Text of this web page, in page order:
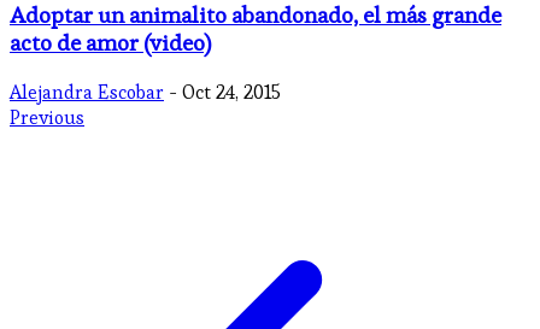
Adoptar un animalito abandonado, el más grande
acto de amor (video)
Alejandra Escobar - Oct 24, 2015
Previous